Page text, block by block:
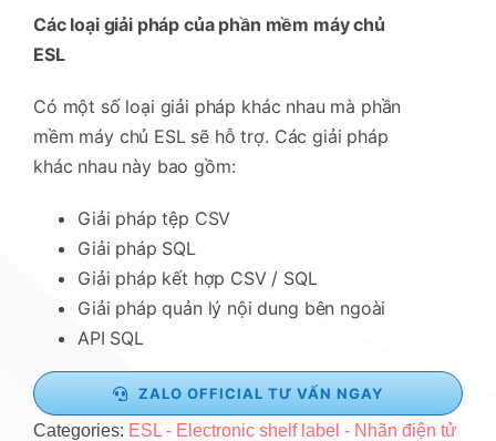
Các loại giải pháp của phần mềm máy chủ
ESL
Có một số loại giải pháp khác nhau mà phần
mềm máy chủ ESL sẽ hỗ trợ. Các giải pháp
khác nhau này bao gồm:
Giải pháp tệp CSV
Giải pháp SQL
Giải pháp kết hợp CSV / SQL
Giải pháp quản lý nội dung bên ngoài
API SQL
ZALO OFFICIAL TƯ VẤN NGAY
Categories: ESL - Electronic shelf label - Nhãn điện tử